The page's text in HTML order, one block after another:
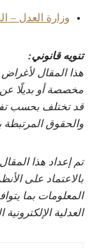
وزارة العدل –
تنويه قانوني:
هذا المقال لأغراض
مخصصة أو بديلًا عن
قد تختلف بحسب
والحقوق المرتبطة
بالاعتماد على
المعلومات بما
العدلية